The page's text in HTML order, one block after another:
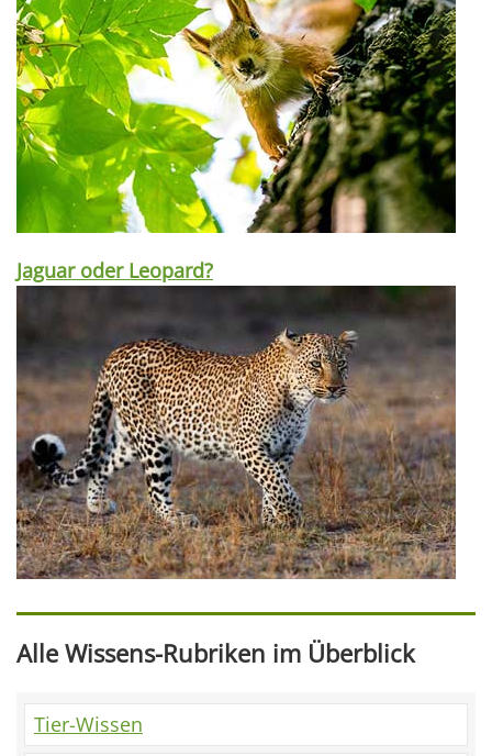
Jaguar oder Leopard?
Alle Wissens-Rubriken im Überblick
Tier-Wissen